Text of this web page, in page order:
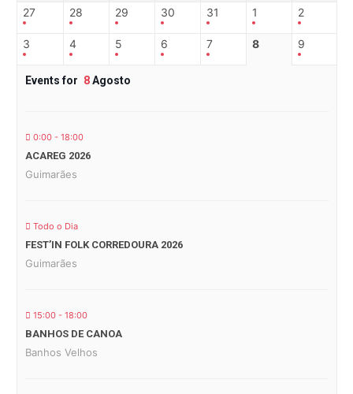
27 28 29 30 31 1 2
3 4 5 6 7 8 9
Events for 8Agosto
0:00 - 18:00
ACAREG 2026
Guimarães
Todo o Dia
FEST’IN FOLK CORREDOURA 2026
Guimarães
15:00 - 18:00
BANHOS DE CANOA
Banhos Velhos